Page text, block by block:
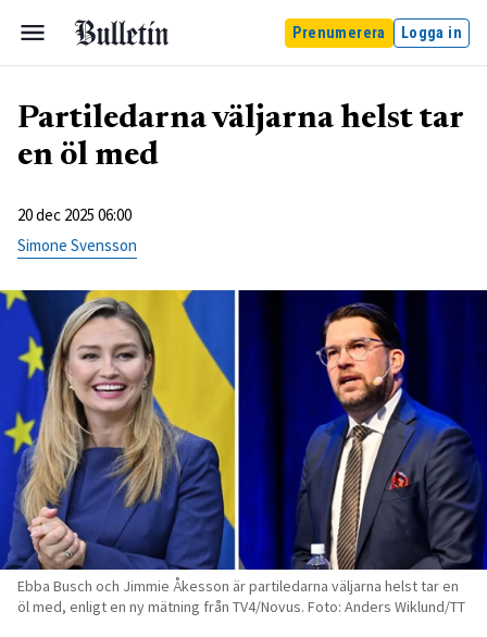
Prenumerera Logga in
Partiledarna väljarna helst tar
en öl med
20 dec 2025 06:00
Simone Svensson
Ebba Busch och Jimmie Åkesson är partiledarna väljarna helst tar en
öl med, enligt en ny mätning från TV4/Novus. Foto: Anders Wiklund/TT